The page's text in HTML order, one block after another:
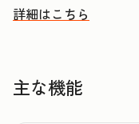
詳細はこちら
HubSpotを活用して
主な機能